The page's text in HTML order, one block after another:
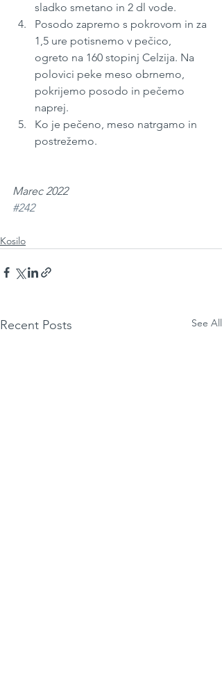
sladko smetano in 2 dl vode.
Posodo zapremo s pokrovom in za
1,5 ure potisnemo v pečico,
ogreto na 160 stopinj Celzija. Na
polovici peke meso obrnemo,
pokrijemo posodo in pečemo
naprej.
Ko je pečeno, meso natrgamo in
postrežemo.
Marec 2022
#242
Kosilo
Recent Posts See All